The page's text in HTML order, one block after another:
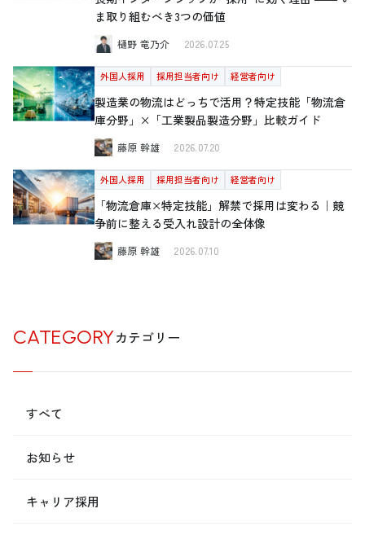
ま取り組むべき3つの価値
樋野 竜乃介 2026.07.25
外国人採用 採用担当者向け 経営者向け
製造業の物流はどっちで活用？特定技能「物流倉
庫分野」×「工業製品製造分野」比較ガイド
藤原 幹雄 2026.07.20
外国人採用 採用担当者向け 経営者向け
「物流倉庫×特定技能」解禁で採用は変わる｜競
争前に整える受入れ設計の全体像
藤原 幹雄 2026.07.10
CATEGORYカテゴリー
すべて
お知らせ
キャリア採用